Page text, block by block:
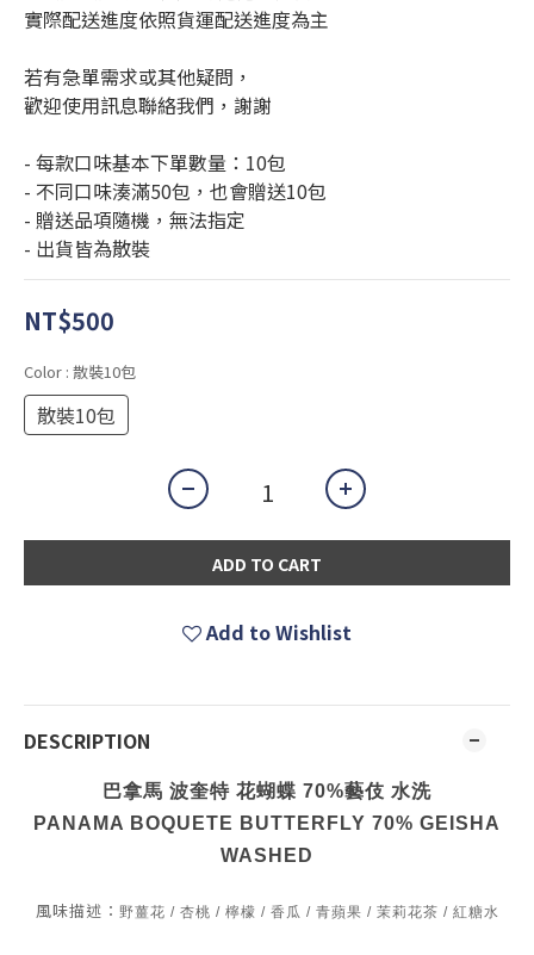
實際配送進度依照貨運配送進度為主
若有急單需求或其他疑問，
歡迎使用訊息聯絡我們，謝謝
- 每款口味基本下單數量：10包
- 不同口味湊滿50包，也會贈送10包
- 贈送品項隨機，無法指定
- 出貨皆為散裝
NT$500
Color : 散裝10包
散裝10包
ADD TO CART
Add to Wishlist
DESCRIPTION
巴拿馬 波奎特 花蝴蝶 70%藝伎 水洗
PANAMA BOQUETE BUTTERFLY 70% GEISHA
WASHED
風味描述： 野薑花 / 杏桃 / 檸檬 / 香瓜 / 青蘋果 / 茉莉花茶 / 紅糖水